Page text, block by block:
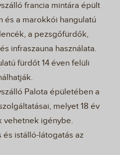
francia mintára épült
és a marokkói hangulatú
a pezsgőfürdők,
infraszauna használata.
fürdőt 14 éven felüli
Palota épületében a
melyet 18 év
vehetnek igénybe.
és istálló-látogatás az